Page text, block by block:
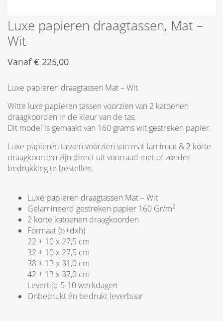
Luxe papieren draagtassen, Mat –
Wit
Vanaf€ 225,00
Luxe papieren draagtassen Mat – Wit
Witte luxe papieren tassen voorzien van 2 katoenen
draagkoorden in de kleur van de tas.
Dit model is gemaakt van 160 grams wit gestreken papier.
Luxe papieren tassen voorzien van mat-laminaat & 2 korte
draagkoorden zijn direct uit voorraad met of zonder
bedrukking te bestellen.
Luxe papieren draagtassen Mat – Wit
Gelamineerd gestreken papier 160 Gr/m2
2 korte katoenen draagkoorden
Formaat (b+dxh)
22 + 10 x 27,5 cm
32 + 10 x 27,5 cm
38 + 13 x 31,0 cm
42 + 13 x 37,0 cm
Levertijd 5-10 werkdagen
Onbedrukt én bedrukt leverbaar